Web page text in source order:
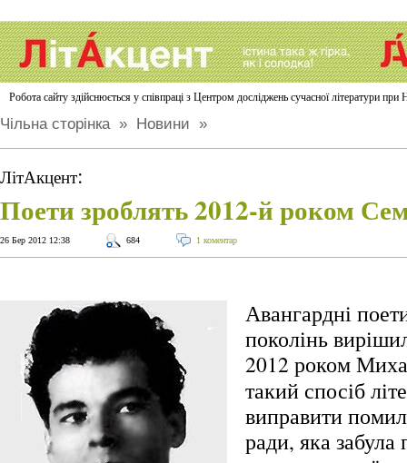
Робота сайту здійснюється у співпраці з Центром досліджень сучасної літератури
Чільна сторінка» Новини »
ЛітАкцент:
Поети зроблять 2012-й роком
26 Бер 2012 12:38 684 1 коментар
Авангардні
поколінь
2012 роком
такий спосіб
виправити
ради, яка забула